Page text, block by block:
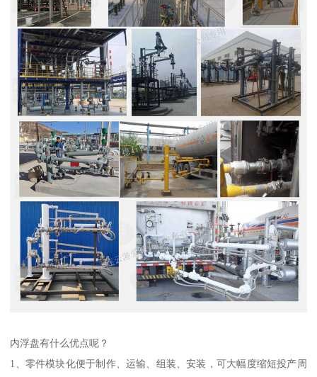
内浮盘有什么优点呢？
1、零件模块化便于制作、运输、组装、安装，可大幅度缩短投产周